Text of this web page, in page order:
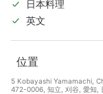
日本料理
英文
位置
5 Kobayashi Yamamachi,
472-0006, 知立, 刈谷, 愛知,